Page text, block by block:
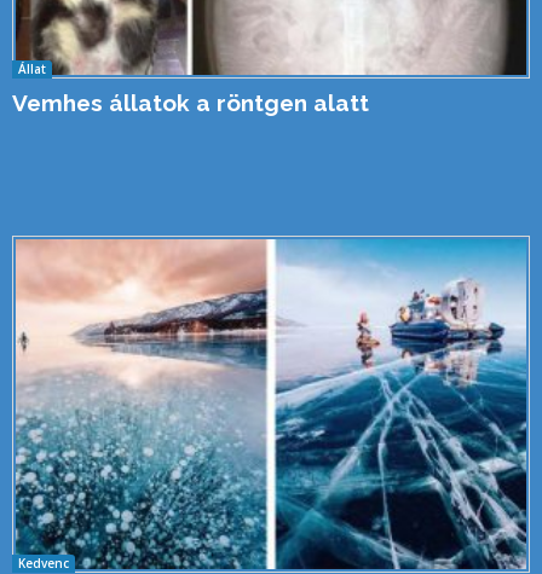
Állat
Vemhes állatok a röntgen alatt
Kedvenc